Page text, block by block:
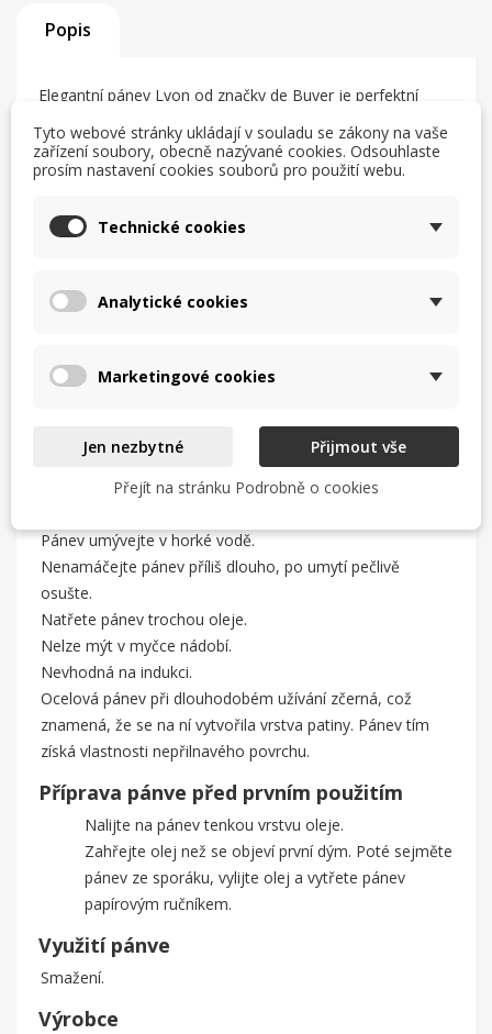
Popis
Elegantní pánev Lyon od značky de Buyer je perfektní
nebo vajíček a díky chybějícímu povlaku se rychle připraví.
Působivý design doplňuje nýtovaná rukojeť, která se lehce
drží.
de Buyer pánev Lyon – modrá ocel 18
Materiál: modrá ocel
Výška: 4 cm
Váha: 0,38 kg
Cena uvedena za 1 kus
Instrukce ke správnému používání a
Pánev umývejte v horké vodě.
Nenamáčejte pánev příliš dlouho, po umytí pečlivě
osušte.
Natřete pánev trochou oleje.
Nelze mýt v myčce nádobí.
Nevhodná na indukci.
Ocelová pánev při dlouhodobém užívání zčerná, což
znamená, že se na ní vytvořila vrstva patiny. Pánev tím
získá vlastnosti nepřilnavého povrchu.
Příprava pánve před prvním použitím
Nalijte na pánev tenkou vrstvu oleje.
Zahřejte olej než se objeví první dým. Poté sejměte
pánev ze sporáku, vylijte olej a vytřete pánev
papírovým ručníkem.
Využití pánve
Smažení.
Výrobce
Tyto webové stránky ukládají v souladu se zákony na vaše
zařízení soubory, obecně nazývané cookies. Odsouhlaste
prosím nastavení cookies souborů pro použití webu.
Technické cookies
Analytické cookies
Marketingové cookies
Jen nezbytné
Přijmout vše
Přejít na stránku Podrobně o cookies